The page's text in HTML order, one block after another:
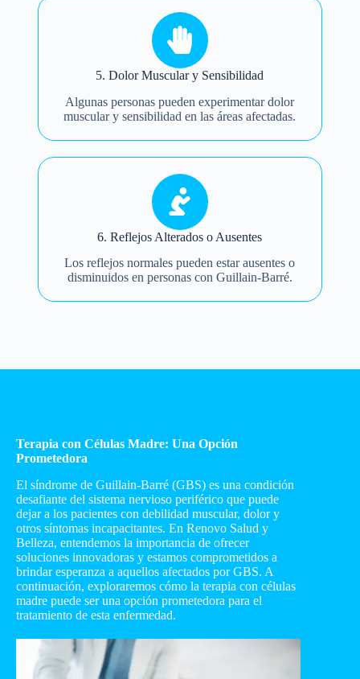
5. Dolor Muscular y Sensibilidad
Algunas personas pueden experimentar dolor
muscular y sensibilidad en las áreas afectadas.
6. Reflejos Alterados o Ausentes
Los reflejos normales pueden estar ausentes o
disminuidos en personas con Guillain-Barré.
Terapia con Células Madre: Una Opción
Prometedora
El síndrome de Guillain-Barré (GBS) es una condición
desafiante del sistema nervioso periférico que puede
dejar a los pacientes con debilidad muscular, dolor y
otros síntomas incapacitantes. En Renovo Salud y
Belleza, entendemos la importancia de ofrecer
soluciones innovadoras y estamos comprometidos a
brindar esperanza a aquellos afectados por GBS. A
continuación, exploraremos cómo la terapia con células
madre puede ser una opción prometedora para el
tratamiento de esta enfermedad.